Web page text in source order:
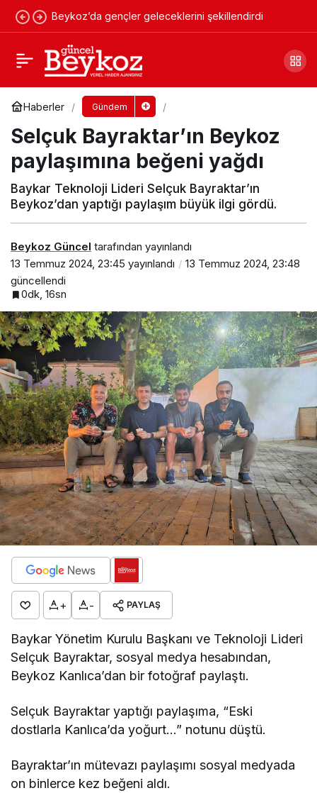
Beykoz’da gençler geleceklerini şekillendirdi
Haberler Gündem
Selçuk Bayraktar’ın Beykoz
paylaşımına beğeni yağdı
Baykar Teknoloji Lideri Selçuk Bayraktar’ın
Beykoz’dan yaptığı paylaşım büyük ilgi gördü.
Beykoz Güncel tarafından yayınlandı
13 Temmuz 2024, 23:45 yayınlandı
13 Temmuz 2024, 23:48
güncellendi
0dk, 16sn
+ - PAYLAŞ
Baykar Yönetim Kurulu Başkanı ve Teknoloji Lideri
Selçuk Bayraktar, sosyal medya hesabından,
Beykoz Kanlıca’dan bir fotoğraf paylaştı.
Selçuk Bayraktar yaptığı paylaşıma, “Eski
dostlarla Kanlıca’da yoğurt…” notunu düştü.
Bayraktar’ın mütevazı paylaşımı sosyal medyada
on binlerce kez beğeni aldı.
Beykoz’a 24 bin ton asfalt serilecek
Yorum Yap Paylaş